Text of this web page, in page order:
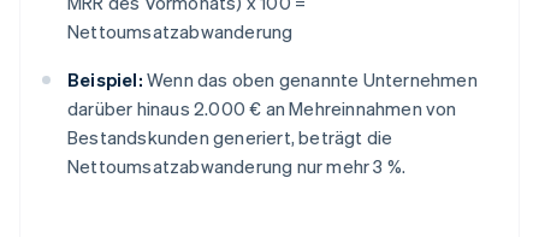
Nettoumsatzabwanderung
Beispiel: Wenn das oben genannte Unternehmen
darüber hinaus 2.000 € an Mehreinnahmen von
Bestandskunden generiert, beträgt die
Nettoumsatzabwanderung nur mehr 3 %.